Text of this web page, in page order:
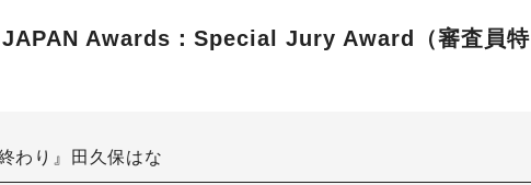
Awards：Special Jury Award（審査員特
わり』田久保はな